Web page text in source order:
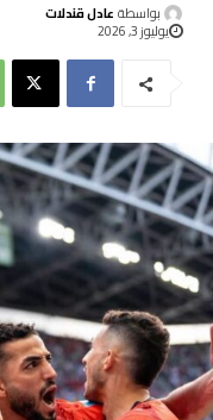
بواسطة عادل قندلات
يوليوز 3, 2026